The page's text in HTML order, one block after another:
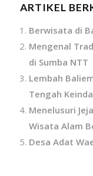
ARTIKEL
Berwisata di
Mengenal
di Sumba NTT
Lembah
Tengah
Menelusuri
Wisata Alam
Desa Adat